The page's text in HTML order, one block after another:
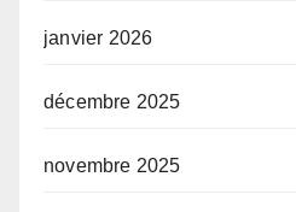
janvier 2026
décembre 2025
novembre 2025